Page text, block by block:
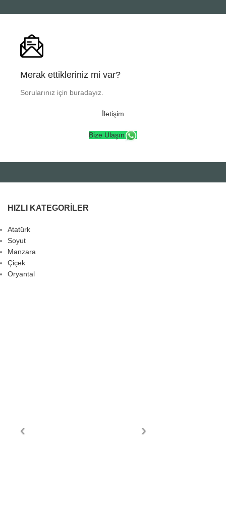
Merak ettikleriniz mi var?
Sorularınız için buradayız.
İletişim
Bize Ulaşın
HIZLI KATEGORILER
Atatürk
Soyut
Manzara
Çiçek
Oryantal